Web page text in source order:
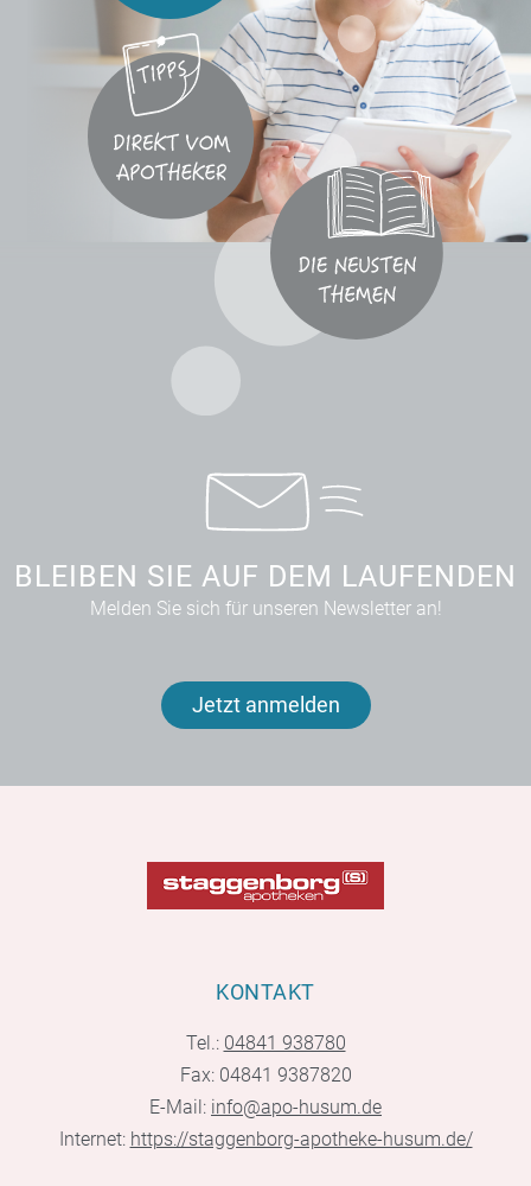
BLEIBEN SIE AUF DEM LAUFENDEN
Melden Sie sich für unseren Newsletter an!
Jetzt anmelden
KONTAKT
Tel.: 04841 938780
Fax: 04841 9387820
E-Mail: info@apo-husum.de
Internet: https://staggenborg-apotheke-husum.de/